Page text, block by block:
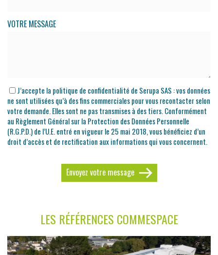
VOTRE MESSAGE
J’accepte la politique de confidentialité de Serupa SAS : vos données
ne sont utilisées qu’à des fins commerciales pour vous recontacter selon
votre demande. Elles sont ne pas transmises à des tiers. Conformément
au Règlement Général sur la Protection des Données Personnelle
(R.G.P.D.) de l’U.E. entré en vigueur le 25 mai 2018, vous bénéficiez d’un
droit d’accès et de rectification aux informations qui vous concernent.
Envoyez votre message
LES RÉFÉRENCES COMMESPACE